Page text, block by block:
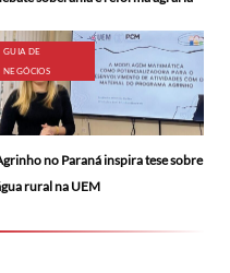
GUIA DE
NEGÓCIOS
no Paraná inspira tese sobre
rural na UEM